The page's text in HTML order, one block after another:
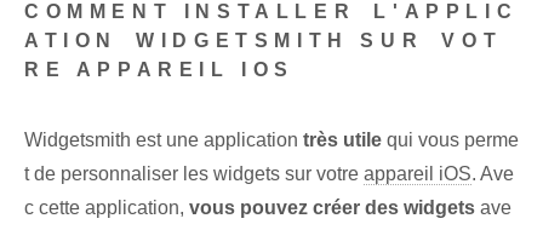
COMMENT INSTALLER⁤ L'APPLIC
ATION ⁤WIDGETSMITH‌ SUR⁤ VOT
RE APPAREIL IOS⁤
Widgetsmith est une application très utile qui vous perme
t de personnaliser les widgets sur votre appareil iOS. Ave
c cette application, vous pouvez créer des widgets ave